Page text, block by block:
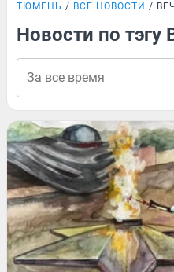
ТЮМЕНЬ ВСЕ НОВОСТИ
Новости по тэгу